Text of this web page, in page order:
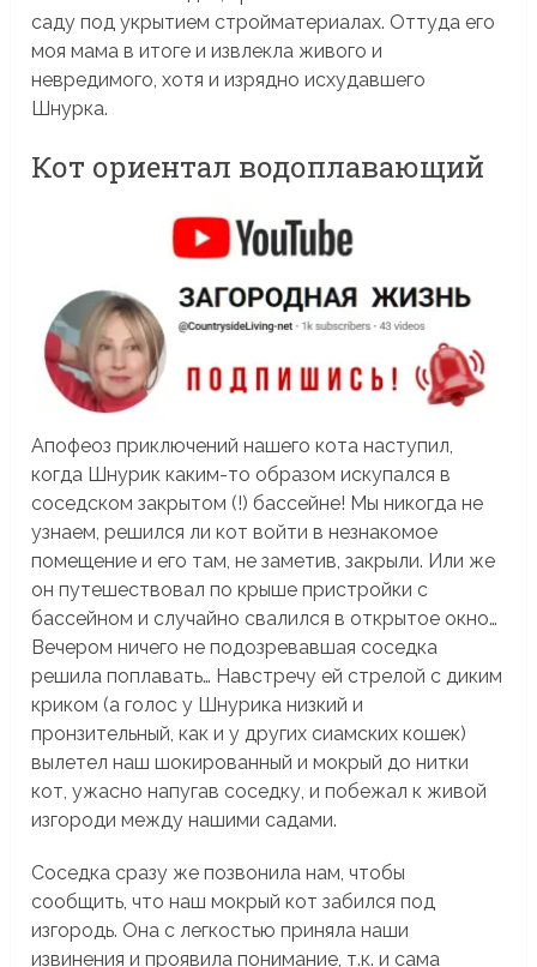
саду под укрытием стройматериалах. Оттуда его
моя мама в итоге и извлекла живого и
невредимого, хотя и изрядно исхудавшего
Шнурка.
Кот ориентал водоплавающий
Апофеоз приключений нашего кота наступил,
когда Шнурик каким-то образом искупался в
соседском закрытом (!) бассейне! Мы никогда не
узнаем, решился ли кот войти в незнакомое
помещение и его там, не заметив, закрыли. Или же
он путешествовал по крыше пристройки с
бассейном и случайно свалился в открытое окно…
Вечером ничего не подозревавшая соседка
решила поплавать… Навстречу ей стрелой с диким
криком (а голос у Шнурика низкий и
пронзительный, как и у других сиамских кошек)
вылетел наш шокированный и мокрый до нитки
кот, ужасно напугав соседку, и побежал к живой
изгороди между нашими садами.
Соседка сразу же позвонила нам, чтобы
сообщить, что наш мокрый кот забился под
изгородь. Она с легкостью приняла наши
извинения и проявила понимание, т.к. и сама